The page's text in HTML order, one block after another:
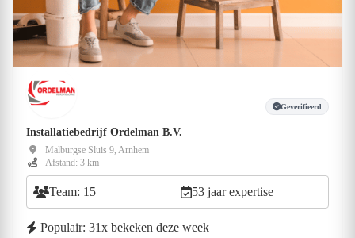
Geverifieerd
Installatiebedrijf Ordelman B.V.
Malburgse Sluis 9, Arnhem
Afstand: 3 km
Team: 15 53 jaar expertise
Populair: 31x bekeken deze week